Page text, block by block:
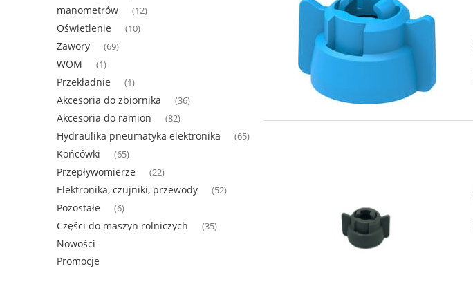
manometrów
(12)
Oświetlenie (10)
Zawory (69)
WOM (1)
Przekładnie (1)
Akcesoria do zbiornika (36)
Akcesoria do ramion (82)
Hydraulika pneumatyka elektronika (65)
Końcówki (65)
Przepływomierze (22)
Elektronika, czujniki, przewody (52)
Pozostałe (6)
Części do maszyn rolniczych (35)
Nowości
Promocje